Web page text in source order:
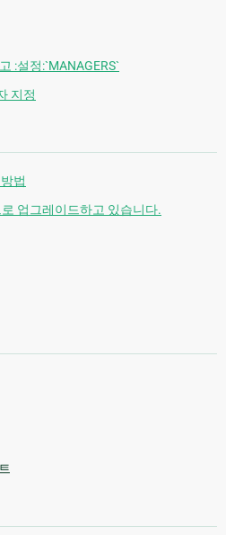
:설정:`MANAGERS`
지정
법
업그레이드하고 있습니다.